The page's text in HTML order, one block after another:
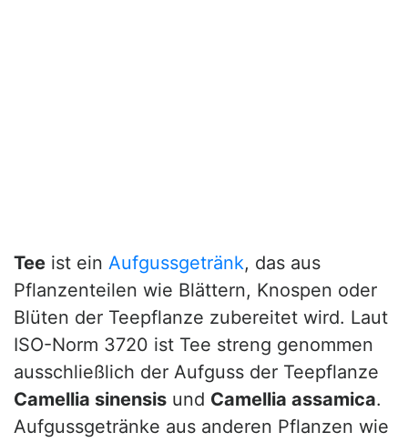
Tee ist ein Aufgussgetränk, das aus
Pflanzenteilen wie Blättern, Knospen oder
Blüten der Teepflanze zubereitet wird. Laut
ISO-Norm 3720 ist Tee streng genommen
ausschließlich der Aufguss der Teepflanze
Camellia sinensis und Camellia assamica.
Aufgussgetränke aus anderen Pflanzen wie